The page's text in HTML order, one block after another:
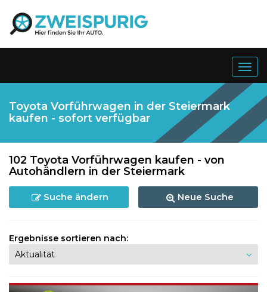
Toyota Vorführwagen in der Steiermark
kaufen - sofort verfügbar
102 Toyota Vorführwagen kaufen - von
Autohändlern in der Steiermark
Suche ändern Neue Suche
Ergebnisse sortieren nach: